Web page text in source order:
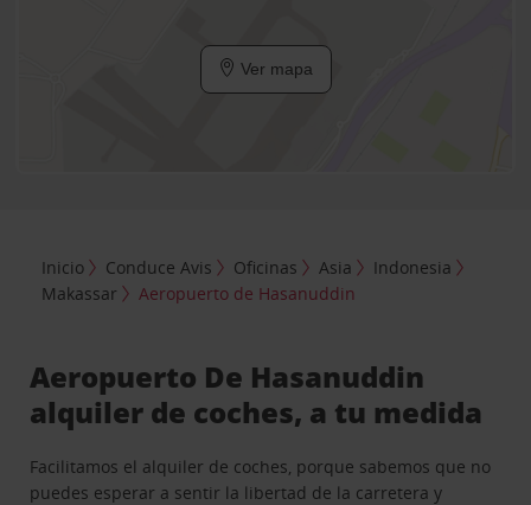
Ver mapa
Inicio Conduce Avis Oficinas Asia
Indonesia
Makassar
Aeropuerto de Hasanuddin
Aeropuerto De Hasanuddin
alquiler de coches, a tu medida
Facilitamos el alquiler de coches, porque sabemos que no
puedes esperar a sentir la libertad de la carretera y